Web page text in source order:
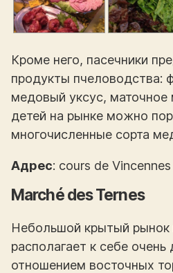
Кроме него, пасечники
продукты пчеловодства:
медовый уксус,
детей на рынке можно
многочисленные сорта
Адрес: cours de
Marché des Ternes
Небольшой крытый рынок
располагает к себе
отношением восточных